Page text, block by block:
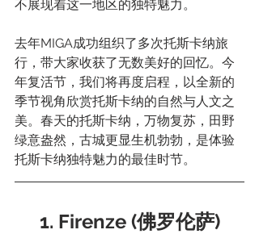
不展现着这一地区的独特魅力。
去年MIGA成功组织了多次托斯卡纳旅
行，带大家收获了无数美好的回忆。今
年复活节，我们将再度启程，以全新的
季节视角欣赏托斯卡纳的自然与人文之
美。春天的托斯卡纳，万物复苏，田野
绿意盎然，古城更显生机勃勃，是体验
托斯卡纳独特魅力的最佳时节。
1. Firenze (佛罗伦萨)